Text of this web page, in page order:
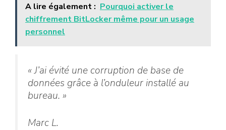
A lire également : Pourquoi activer le
chiffrement BitLocker même pour un usage
personnel
« J’ai évité une corruption de base de
données grâce à l’onduleur installé au
bureau. »
Marc L.